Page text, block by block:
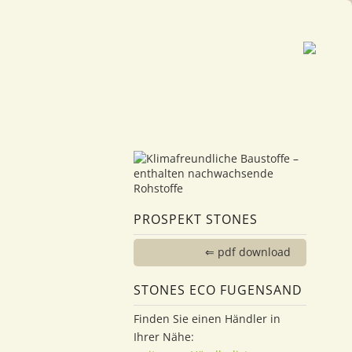
PROSPEKT STONES
⇐ pdf download
STONES ECO FUGENSAND
Finden Sie einen Händler in
Ihrer Nähe: